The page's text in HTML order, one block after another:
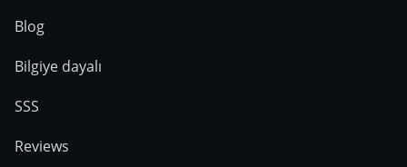
Blog
Bilgiye dayalı
SSS
Reviews